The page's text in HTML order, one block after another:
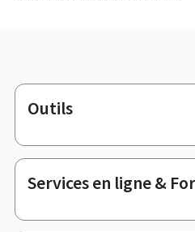
Pied
de
page
Outils
Services en ligne &